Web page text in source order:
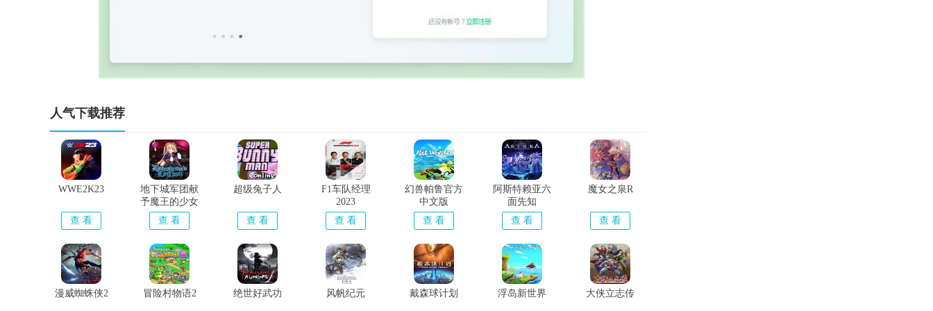
人气下载推荐
WWE2K23
查 看
地下城军团献
予魔王的少女
们
查 看
超级兔子人
查 看
F1车队经理
2023
查 看
幻兽帕鲁官方
中文版
查 看
阿斯特赖亚六
面先知
查 看
魔女之泉R
查 看
漫威蜘蛛侠2 冒险村物语2 绝世好武功 风帆纪元 戴森球计划 浮岛新世界 大侠立志传